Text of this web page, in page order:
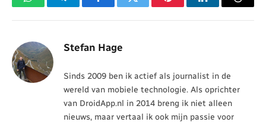
WhatsAppTelegramFacebookTwitter PinterestLinkedIn
Stefan Hage
Sinds 2009 ben ik actief als journalist in de
wereld van mobiele technologie. Als oprichter
van DroidApp.nl in 2014 breng ik niet alleen
nieuws, maar vertaal ik ook mijn passie voor